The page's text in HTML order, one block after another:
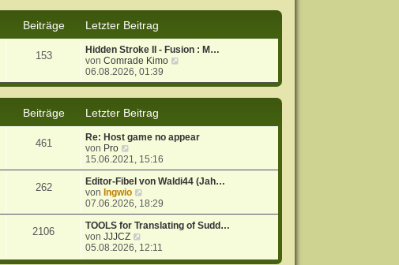
a
g
i
t
g
e
r
i
g
Beiträge
Letzter Beitrag
153
Hidden Stroke II - Fusion : M…
vonComrade Kimo
u
e
r
i
t
g
06.08.2026, 01:39
Beiträge
Letzter Beitrag
461
Re: Host game no appear
von Pro
e
u
e
s
t
e
r
B
e
i
15.06.2021, 15:16
262
Editor-Fibel von Waldi44 (Jah…
von Ingwio
e
u
e
t
e
07.06.2026, 18:29
2106
TOOLS for Translating of Sudd…
vonJJJCZ
e
u
05.08.2026, 12:11